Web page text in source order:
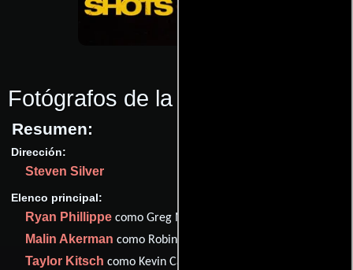
Fotógrafos de la muerte
Resumen:
Dirección:
Steven Silver
Elenco principal:
Ryan Phillippe como Greg Marinovich
Malin Akerman como Robin Comley
Taylor Kitsch como Kevin Carter